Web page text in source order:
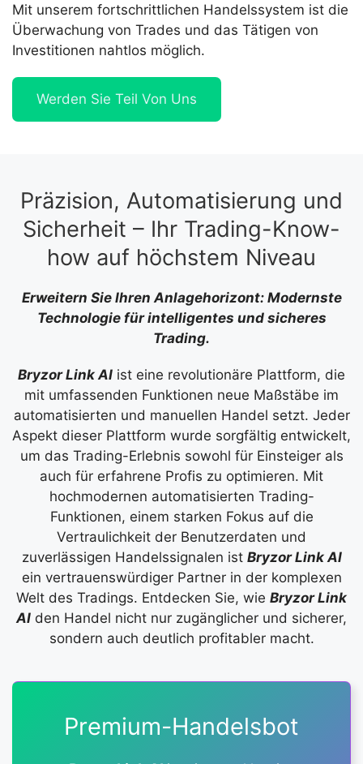
Mit unserem fortschrittlichen Handelssystem ist die
Überwachung von Trades und das Tätigen von
Investitionen nahtlos möglich.
Werden Sie Teil Von Uns
Präzision, Automatisierung und
Sicherheit – Ihr Trading-Know-
how auf höchstem Niveau
Erweitern Sie Ihren Anlagehorizont: Modernste
Technologie für intelligentes und sicheres
Trading.
Bryzor Link AI ist eine revolutionäre Plattform, die
mit umfassenden Funktionen neue Maßstäbe im
automatisierten und manuellen Handel setzt. Jeder
Aspekt dieser Plattform wurde sorgfältig entwickelt,
um das Trading-Erlebnis sowohl für Einsteiger als
auch für erfahrene Profis zu optimieren. Mit
hochmodernen automatisierten Trading-
Funktionen, einem starken Fokus auf die
Vertraulichkeit der Benutzerdaten und
zuverlässigen Handelssignalen ist Bryzor Link AI
ein vertrauenswürdiger Partner in der komplexen
Welt des Tradings. Entdecken Sie, wie Bryzor Link
AI den Handel nicht nur zugänglicher und sicherer,
sondern auch deutlich profitabler macht.
Premium-Handelsbot